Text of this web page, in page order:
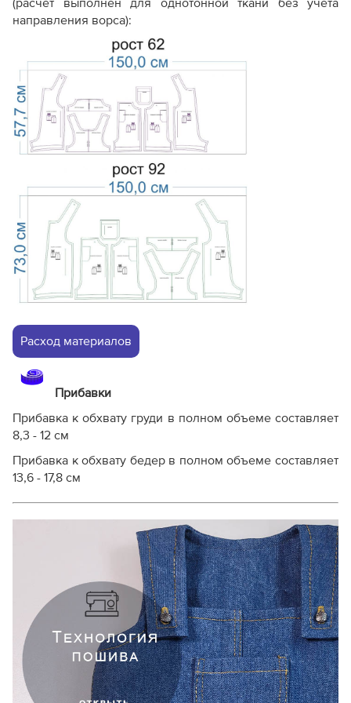
(расчет выполнен для однотонной ткани без учета
направления ворса):
Расход материалов
Прибавки
Прибавка к обхвату груди в полном объеме составляет
8,3 - 12 см
Прибавка к обхвату бедер в полном объеме составляет
13,6 - 17,8 см